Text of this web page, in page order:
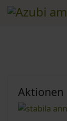
Aktionen